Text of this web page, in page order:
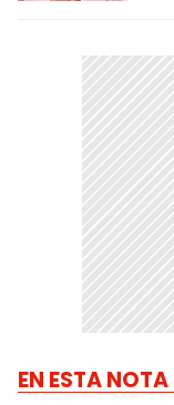
EN ESTA NOTA